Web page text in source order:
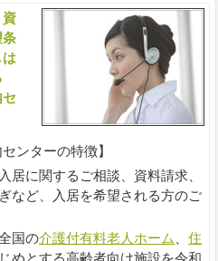
資
条
は
ンターの特徴】
に関するご相談、資料請求、
など、入居を希望される方のご
国の介護付有料老人ホーム
住
めとする高齢者向け施設を令和